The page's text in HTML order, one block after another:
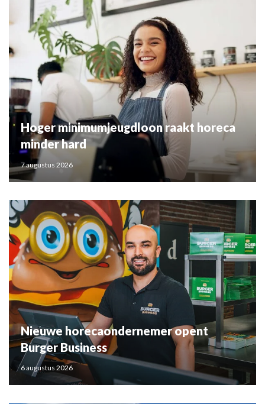
Hoger minimumjeugdloon raakt horeca
minder hard
7 augustus 2026
Nieuwe horecaondernemer opent
Burger Business
6 augustus 2026